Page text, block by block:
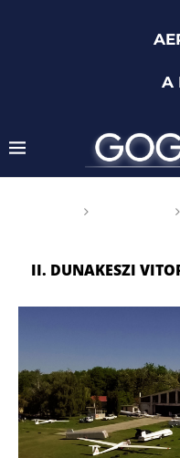
A
II. DUNAKESZI